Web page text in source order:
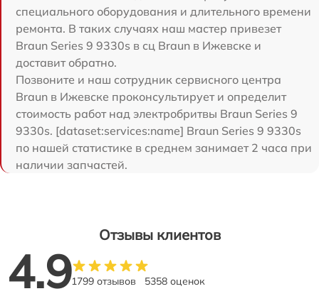
специального оборудования и длительного времени
ремонта. В таких случаях наш мастер привезет
Braun Series 9 9330s в сц Braun в Ижевске и
доставит обратно.
Позвоните и наш сотрудник сервисного центра
Braun в Ижевске проконсультирует и определит
стоимость работ над электробритвы Braun Series 9
9330s. [dataset:services:name] Braun Series 9 9330s
по нашей статистике в среднем занимает 2 часа при
наличии запчастей.
Отзывы клиентов
4.91799 отзывов 5358 оценок